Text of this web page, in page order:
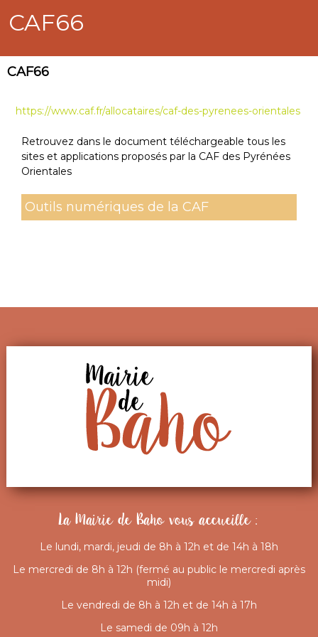
CAF66
CAF66
https://www.caf.fr/allocataires/caf-des-pyrenees-orientales
Retrouvez dans le document téléchargeable tous les
sites et applications proposés par la CAF des Pyrénées
Orientales
Outils numériques de la CAF
La Mairie de Baho vous accueille :
Le lundi, mardi, jeudi de 8h à 12h et de 14h à 18h
Le mercredi de 8h à 12h (fermé au public le mercredi après
midi)
Le vendredi de 8h à 12h et de 14h à 17h
Le samedi de 09h à 12h